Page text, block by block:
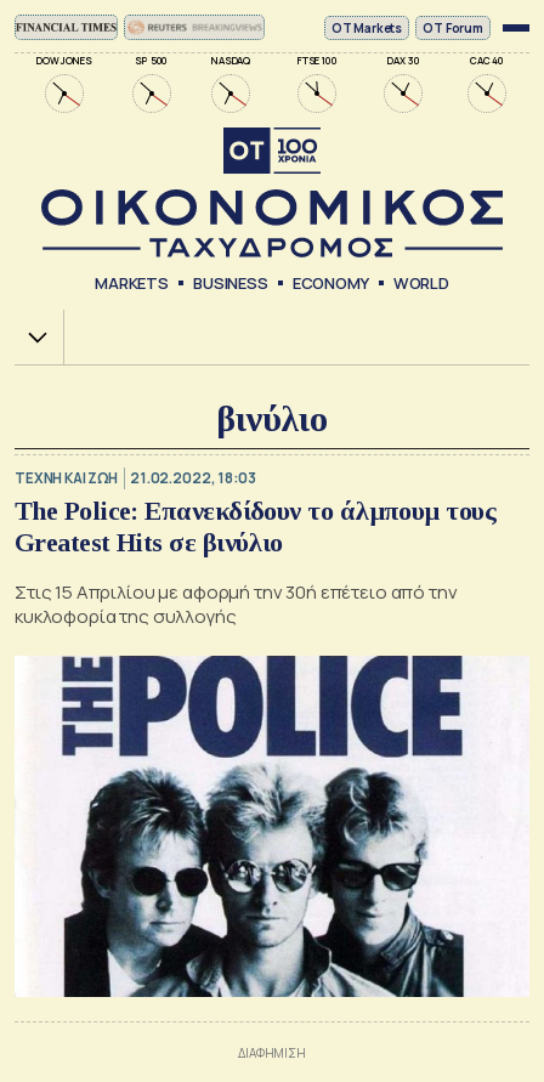
DOW JONES SP 500 NASDAQ FTSE 100 DAX 30 CAC 40
ΟΤ Markets OT Forum
MARKETS BUSINESS ECONOMY WORLD
Χ.Α.
βινύλιο
TΕΧΝΗ ΚΑΙ ΖΩΗ 21.02.2022, 18:03
The Police: Eπανεκδίδουν το άλμπουμ τους
Greatest Hits σε βινύλιο
Στις 15 Απριλίου με αφορμή την 30ή επέτειο από την
κυκλοφορία της συλλογής